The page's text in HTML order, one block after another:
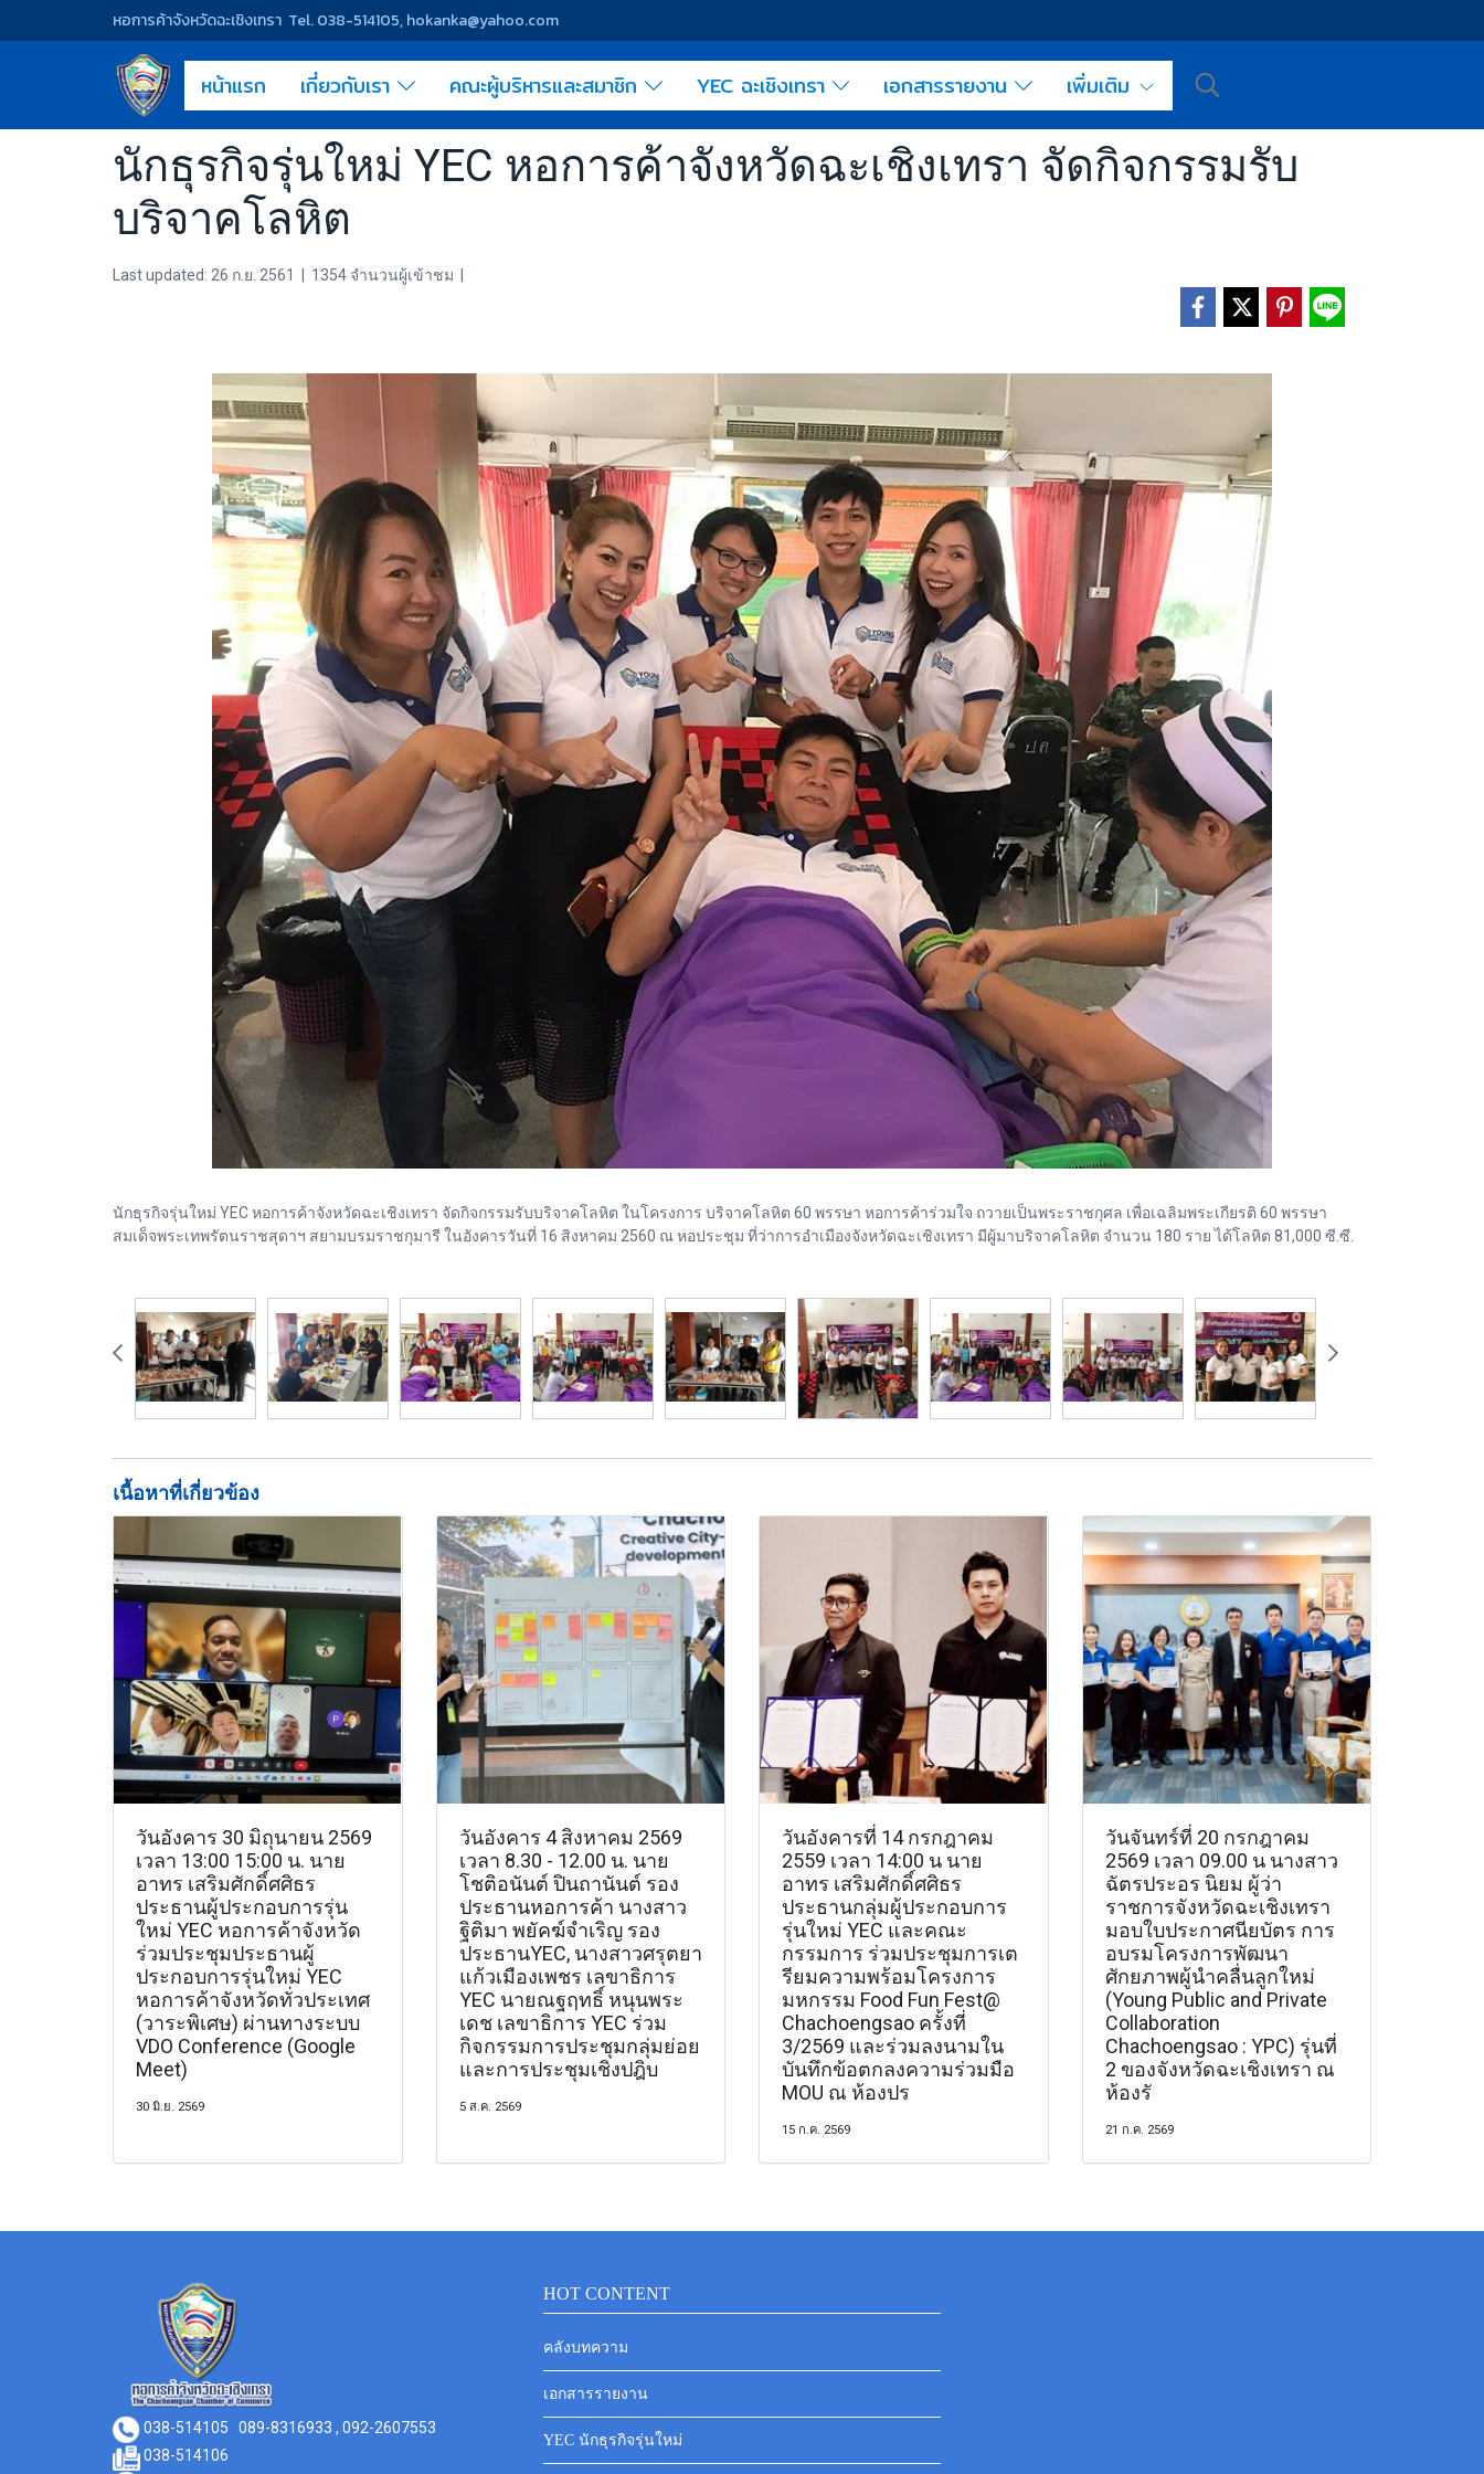
หอการค้าจังหวัดฉะเชิงเทรา Tel. 038-514105, hokanka@yahoo.com
หน้าแรก เกี่ยวกับเรา คณะผู้บริหารและสมาชิก YEC ฉะเชิงเทรา เอกสารรายงาน เพิ่มเติม
นักธุรกิจรุ่นใหม่ YEC หอการค้าจังหวัดฉะเชิงเทรา จัดกิจกรรมรับ
บริจาคโลหิต
Last updated: 26 ก.ย. 2561 1354 จำนวนผู้เข้าชม
นักธุรกิจรุ่นใหม่ YEC หอการค้าจังหวัดฉะเชิงเทรา จัดกิจกรรมรับบริจาคโลหิต ในโครงการ บริจาคโลหิต 60 พรรษา หอการค้าร่วมใจ ถวายเป็นพระราชกุศล เพื่อเฉลิมพระเกียรติ 60 พรรษา
สมเด็จพระเทพรัตนราชสุดาฯ สยามบรมราชกุมารี ในอังคารวันที่ 16 สิงหาคม 2560 ณ หอประชุม ที่ว่าการอำเมืองจังหวัดฉะเชิงเทรา มีผู้มาบริจาคโลหิต จำนวน 180 ราย ได้โลหิต 81,000 ซี.ซี.
เนื้อหาที่เกี่ยวข้อง
วันอังคาร 30 มิถุนายน 2569
เวลา 13:00 15:00 น. นาย
อาทร เสริมศักดิ์ศศิธร
ประธานผู้ประกอบการรุ่น
ใหม่ YEC หอการค้าจังหวัด
ร่วมประชุมประธานผู้
ประกอบการรุ่นใหม่ YEC
หอการค้าจังหวัดทั่วประเทศ
(วาระพิเศษ) ผ่านทางระบบ
VDO Conference (Google
Meet)
30 มิ.ย. 2569
วันอังคาร 4 สิงหาคม 2569
เวลา 8.30 - 12.00 น. นาย
โชติอนันต์ ปินถานันต์ รอง
ประธานหอการค้า นางสาว
ฐิติมา พยัคฆ์จำเริญ รอง
ประธานYEC, นางสาวศรุตยา
แก้วเมืองเพชร เลขาธิการ
YEC นายณฐฤทธิ์ หนุนพระ
เดช เลขาธิการ YEC ร่วม
กิจกรรมการประชุมกลุ่มย่อย
และการประชุมเชิงปฎิบ
5 ส.ค. 2569
วันอังคารที่ 14 กรกฎาคม
2559 เวลา 14:00 น นาย
อาทร เสริมศักดิ์ศศิธร
ประธานกลุ่มผู้ประกอบการ
รุ่นใหม่ YEC และคณะ
กรรมการ ร่วมประชุมการเต
รียมความพร้อมโครงการ
มหกรรม Food Fun Fest@
Chachoengsao ครั้งที่
3/2569 และร่วมลงนามใน
บันทึกข้อตกลงความร่วมมือ
MOU ณ ห้องปร
15 ก.ค. 2569
วันจันทร์ที่ 20 กรกฎาคม
2569 เวลา 09.00 น นางสาว
ฉัตรประอร นิยม ผู้ว่า
ราชการจังหวัดฉะเชิงเทรา
มอบใบประกาศนียบัตร การ
อบรมโครงการพัฒนา
ศักยภาพผู้นำคลื่นลูกใหม่
(Young Public and Private
Collaboration
Chachoengsao : YPC) รุ่นที่
2 ของจังหวัดฉะเชิงเทรา ณ
ห้องรั
21 ก.ค. 2569
038-514105 089-8316933 , 092-2607553
038-514106
HOT CONTENT
คลังบทความ
เอกสารรายงาน
YEC นักธุรกิจรุ่นใหม่